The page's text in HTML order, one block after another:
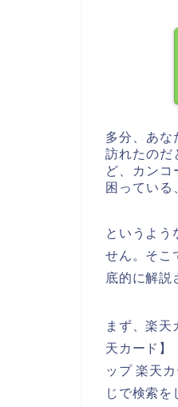
多分、あな
訪れたのだ
ど、カンコ
困っている
というよう
せん。そこ
底的に解説
まず、楽天
天カード】
ップ 楽天
じで検索を